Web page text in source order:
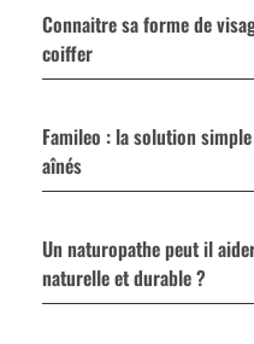
Connaitre sa forme de
coiffer
Famileo : la solution
aînés
Un naturopathe peut il
naturelle et durable ?